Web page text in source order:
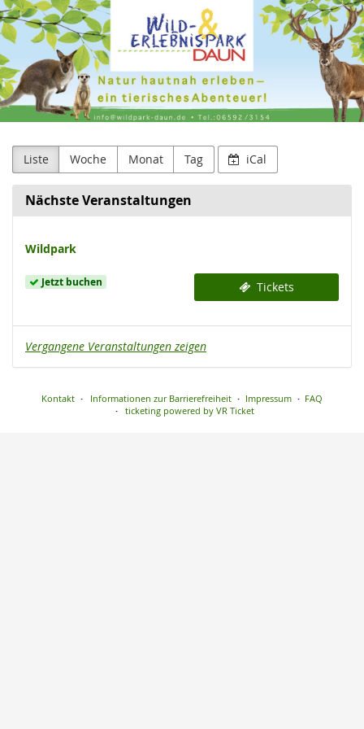
Zum
Haupt-
Inhalt
springen
Wild-
&
Erlebnispark
Daun
GmbH
Liste Woche Monat Tag iCal
Nächste Veranstaltungen
Wildpark
Jetzt buchen Tickets
Vergangene Veranstaltungen zeigen
Kontakt Informationen zur Barrierefreiheit Impressum
FAQ
ticketing powered by VR Ticket